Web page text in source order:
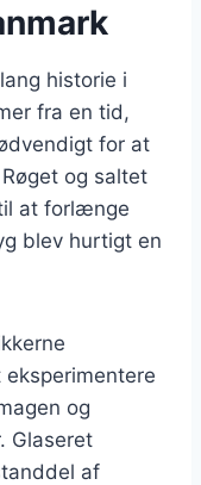
historie i
fra en tid,
for at
og saltet
at forlænge
blev hurtigt en
og
Glaseret
af